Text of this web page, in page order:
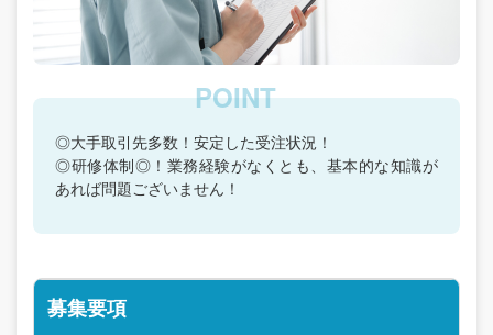
◎大手取引先多数！安定した受注状況！
◎研修体制◎！業務経験がなくとも、基本的な知識が
あれば問題ございません！
募集要項